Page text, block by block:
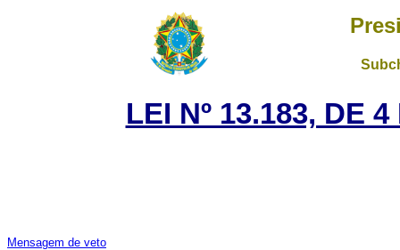
LEI Nº 13.183, DE
Mensagem de veto